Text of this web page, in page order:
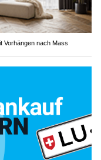
Vorhängen nach Mass